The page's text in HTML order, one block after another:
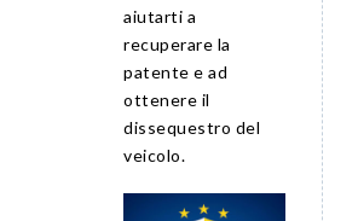
aiutarti a
recuperare la
patente e ad
ottenere il
dissequestro del
veicolo.